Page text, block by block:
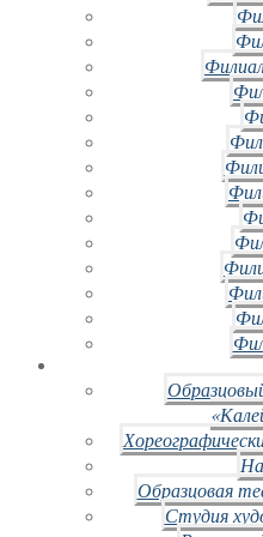
Образцовая
Студия